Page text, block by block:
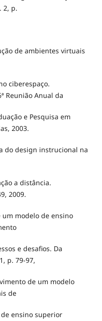
2, p.
de ambientes virtuais
ciberespaço.
Reunião Anual da
e Pesquisa em
2003.
do design instrucional na
a distância.
2009.
um modelo de ensino
e desafios. Da
p. 79-97,
de um modelo
de
ensino superior